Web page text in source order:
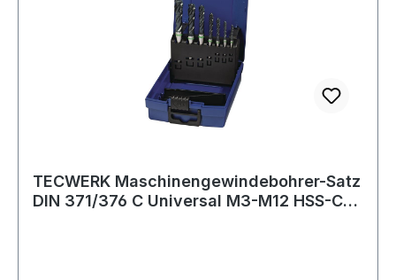
TECWERK Maschinengewindebohrer-Satz
DIN 371/376 C Universal M3-M12 HSS-Co